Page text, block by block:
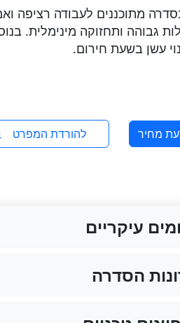
מחיר להורדת המפרט
עיקריים
הסדרה